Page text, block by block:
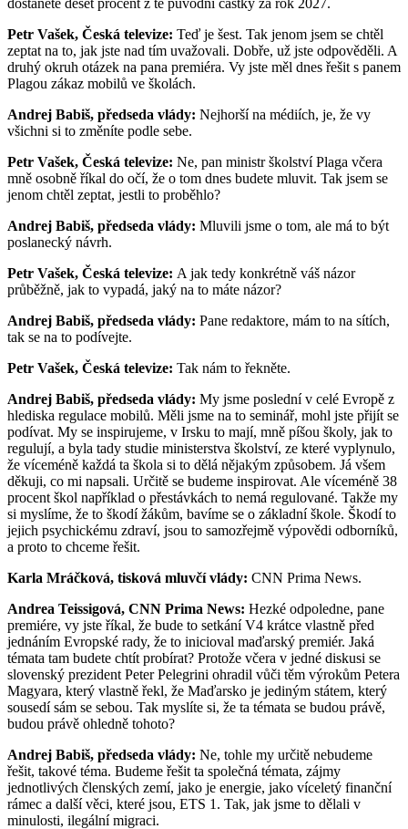
Petr Vašek, Česká televize: Teď je šest. Tak jenom jsem se chtěl
zeptat na to, jak jste nad tím uvažovali. Dobře, už jste odpověděli. A
druhý okruh otázek na pana premiéra. Vy jste měl dnes řešit s panem
Plagou zákaz mobilů ve školách.
Andrej Babiš, předseda vlády: Nejhorší na médiích, je, že vy
všichni si to změníte podle sebe.
Petr Vašek, Česká televize: Ne, pan ministr školství Plaga včera
mně osobně říkal do očí, že o tom dnes budete mluvit. Tak jsem se
jenom chtěl zeptat, jestli to proběhlo?
Andrej Babiš, předseda vlády: Mluvili jsme o tom, ale má to být
poslanecký návrh.
Petr Vašek, Česká televize: A jak tedy konkrétně váš názor
průběžně, jak to vypadá, jaký na to máte názor?
Andrej Babiš, předseda vlády: Pane redaktore, mám to na sítích,
tak se na to podívejte.
Petr Vašek, Česká televize: Tak nám to řekněte.
Andrej Babiš, předseda vlády: My jsme poslední v celé Evropě z
hlediska regulace mobilů. Měli jsme na to seminář, mohl jste přijít se
podívat. My se inspirujeme, v Irsku to mají, mně píšou školy, jak to
regulují, a byla tady studie ministerstva školství, ze které vyplynulo,
že víceméně každá ta škola si to dělá nějakým způsobem. Já všem
děkuji, co mi napsali. Určitě se budeme inspirovat. Ale víceméně 38
procent škol například o přestávkách to nemá regulované. Takže my
si myslíme, že to škodí žákům, bavíme se o základní škole. Škodí to
jejich psychickému zdraví, jsou to samozřejmě výpovědi odborníků,
a proto to chceme řešit.
Karla Mráčková, tisková mluvčí vlády: CNN Prima News.
Andrea Teissigová, CNN Prima News: Hezké odpoledne, pane
premiére, vy jste říkal, že bude to setkání V4 krátce vlastně před
jednáním Evropské rady, že to inicioval maďarský premiér. Jaká
témata tam budete chtít probírat? Protože včera v jedné diskusi se
slovenský prezident Peter Pelegrini ohradil vůči těm výrokům Petera
Magyara, který vlastně řekl, že Maďarsko je jediným státem, který
sousedí sám se sebou. Tak myslíte si, že ta témata se budou právě,
budou právě ohledně tohoto?
Andrej Babiš, předseda vlády: Ne, tohle my určitě nebudeme
řešit, takové téma. Budeme řešit ta společná témata, zájmy
jednotlivých členských zemí, jako je energie, jako víceletý finanční
rámec a další věci, které jsou, ETS 1. Tak, jak jsme to dělali v
minulosti, ilegální migraci.